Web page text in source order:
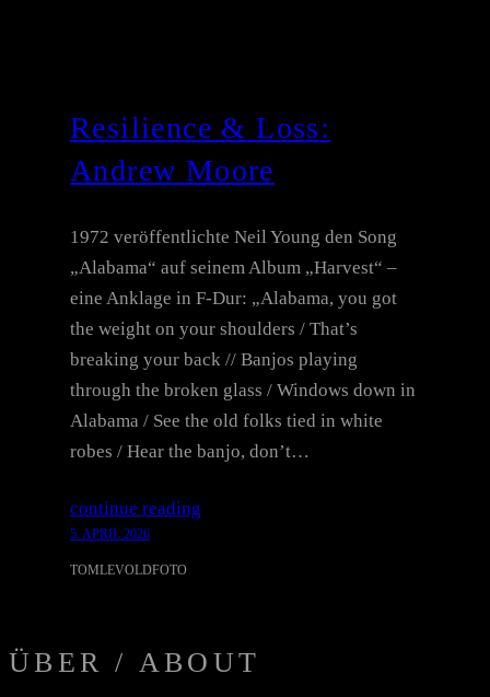
Resilience & Loss:
Andrew Moore
1972 veröffentlichte Neil Young den Song
„Alabama“ auf seinem Album „Harvest“ –
eine Anklage in F-Dur: „Alabama, you got
the weight on your shoulders / That’s
breaking your back // Banjos playing
through the broken glass / Windows down in
Alabama / See the old folks tied in white
robes / Hear the banjo, don’t…
continue reading
5. APRIL 2026
TOMLEVOLDFOTO
ÜBER / ABOUT